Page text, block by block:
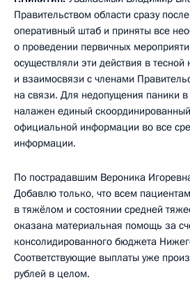
Правительством области сразу
оперативный штаб и приняты все
о проведении первичных
осуществляли эти действия в тесной
и взаимосвязи с членами
на связи. Для недопущения паники
налажен единый
официальной информации во все
информации.
По пострадавшим Вероника
Добавлю только, что всем
в тяжёлом и состоянии средней
оказана материальная помощь за
консолидированного бюджета
Соответствующие выплаты уже
рублей в целом.